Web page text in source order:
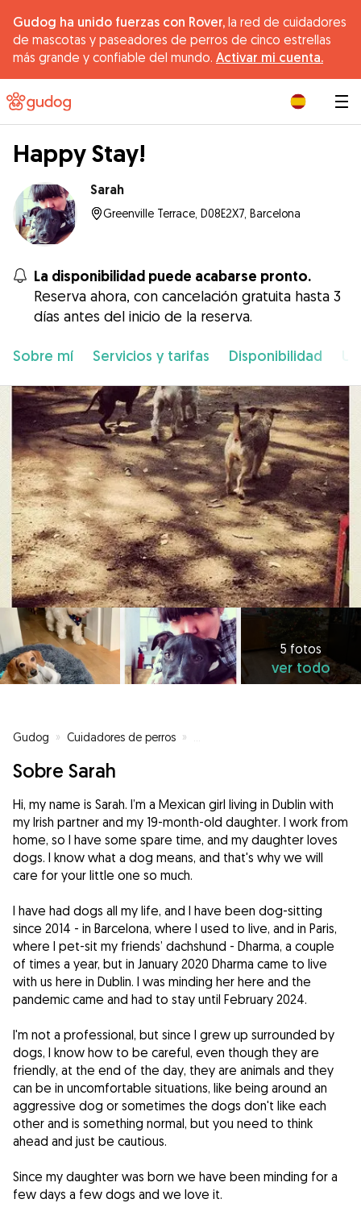
Gudog ha unido fuerzas con Rover, la red de cuidadores
de mascotas y paseadores de perros de cinco estrellas
más grande y confiable del mundo. Activar mi cuenta.
Happy Stay!
Sarah
Greenville Terrace, D08E2X7, Barcelona
La disponibilidad puede acabarse pronto.
Reserva ahora, con cancelación gratuita hasta 3
días antes del inicio de la reserva.
Sobre mí Servicios y tarifas Disponibilidad
5 fotos
ver todo
Gudog » Cuidadores de perros »
Sobre Sarah
Hi, my name is Sarah. I’m a Mexican girl living in Dublin with
my Irish partner and my 19-month-old daughter. I work from
home, so I have some spare time, and my daughter loves
dogs. I know what a dog means, and that's why we will
care for your little one so much.
I have had dogs all my life, and I have been dog-sitting
since 2014 - in Barcelona, where I used to live, and in Paris,
where I pet-sit my friends’ dachshund - Dharma, a couple
of times a year, but in January 2020 Dharma came to live
with us here in Dublin. I was minding her here and the
pandemic came and had to stay until February 2024.
I'm not a professional, but since I grew up surrounded by
dogs, I know how to be careful, even though they are
friendly, at the end of the day, they are animals and they
can be in uncomfortable situations, like being around an
aggressive dog or sometimes the dogs don't like each
other and is something normal, but you need to think
ahead and just be cautious.
Since my daughter was born we have been minding for a
few days a few dogs and we love it.